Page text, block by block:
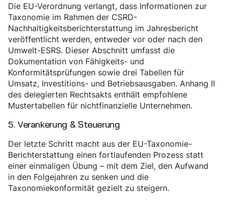
Die EU-Verordnung verlangt, dass Informationen zur
Taxonomie im Rahmen der CSRD-
Nachhaltigkeitsberichterstattung im Jahresbericht
veröffentlicht werden, entweder vor oder nach den
Umwelt-ESRS. Dieser Abschnitt umfasst die
Dokumentation von Fähigkeits- und
Konformitätsprüfungen sowie drei Tabellen für
Umsatz, Investitions- und Betriebsausgaben. Anhang II
des delegierten Rechtsakts enthält empfohlene
Mustertabellen für nichtfinanzielle Unternehmen.
5. Verankerung & Steuerung
Der letzte Schritt macht aus der EU-Taxonomie-
Berichterstattung einen fortlaufenden Prozess statt
einer einmaligen Übung – mit dem Ziel, den Aufwand
in den Folgejahren zu senken und die
Taxonomiekonformität gezielt zu steigern.